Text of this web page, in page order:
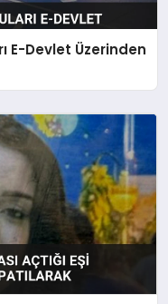
E-Devlet Üzerinden